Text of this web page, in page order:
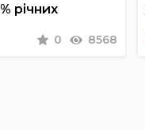
річних
0 8568